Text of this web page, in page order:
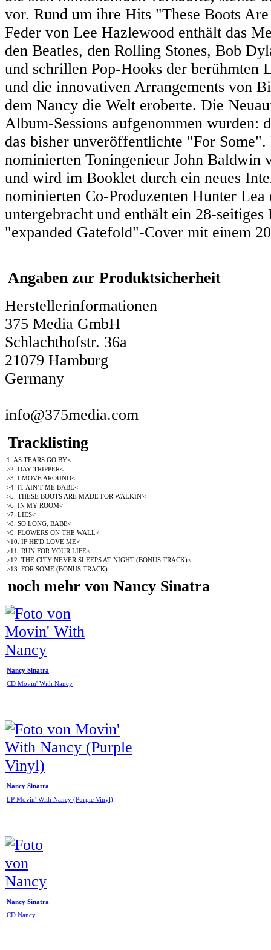
vor. Rund um ihre Hits "These Boots
Feder von Lee Hazlewood enthält das
den Beatles, den Rolling Stones, Bob
und schrillen Pop-Hooks der berühmten
und die innovativen Arrangements von
dem Nancy die Welt eroberte. Die
Album-Sessions aufgenommen
das bisher unveröffentlichte "For
nominierten Toningenieur John Baldwin
und wird im Booklet durch ein neues
nominierten Co-Produzenten Hunter
untergebracht und enthält ein 28-
"expanded Gatefold"-Cover mit einem
Angaben zur Produktsicherheit
Herstellerinformationen
375 Media GmbH
Schlachthofstr. 36a
21079 Hamburg
Germany
info@375media.com
Tracklisting
1. AS TEARS GO BY<
>2. DAY TRIPPER<
>3. I MOVE AROUND<
>4. IT AIN'T ME BABE<
>5. THESE BOOTS ARE MADE FOR WALKIN'<
>6. IN MY ROOM<
>7. LIES<
>8. SO LONG, BABE<
>9. FLOWERS ON THE WALL<
>10. IF HE'D LOVE ME<
>11. RUN FOR YOUR LIFE<
>12. THE CITY NEVER SLEEPS AT NIGHT (BONUS TRACK)<
>13. FOR SOME (BONUS TRACK)
noch mehr von Nancy Sinatra
Nancy Sinatra
CD Movin' With Nancy
Nancy Sinatra
LP Movin' With Nancy (Purple Vinyl)
Nancy Sinatra
CD Nancy